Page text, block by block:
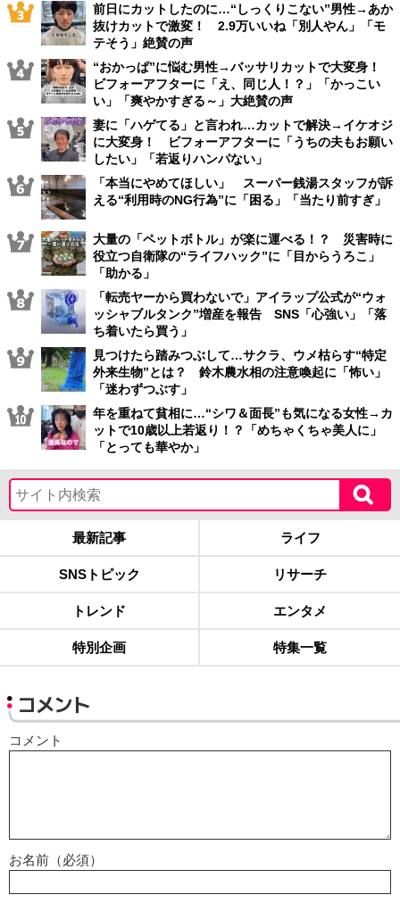
前日にカットしたのに…“しっくりこない”男性→あか
抜けカットで激変！ 2.9万いいね「別人やん」「モ
テそう」絶賛の声
“おかっぱ”に悩む男性→バッサリカットで大変身！
ビフォーアフターに「え、同じ人！？」「かっこい
い」「爽やかすぎる～」大絶賛の声
妻に「ハゲてる」と言われ…カットで解決→イケオジ
に大変身！ ビフォーアフターに「うちの夫もお願い
したい」「若返りハンパない」
「本当にやめてほしい」 スーパー銭湯スタッフが訴
える“利用時のNG行為”に「困る」「当たり前すぎ」
大量の「ペットボトル」が楽に運べる！？ 災害時に
役立つ自衛隊の“ライフハック”に「目からうろこ」
「助かる」
「転売ヤーから買わないで」アイラップ公式が“ウォ
ッシャブルタンク”増産を報告 SNS「心強い」「落
ち着いたら買う」
見つけたら踏みつぶして…サクラ、ウメ枯らす“特定
外来生物”とは？ 鈴木農水相の注意喚起に「怖い」
「迷わずつぶす」
年を重ねて貧相に…“シワ＆面長”も気になる女性→カ
ットで10歳以上若返り！？「めちゃくちゃ美人に」
「とっても華やか」
最新記事 ライフ
SNSトピック リサーチ
トレンド エンタメ
特別企画 特集一覧
コメント
コメント
お名前（必須）